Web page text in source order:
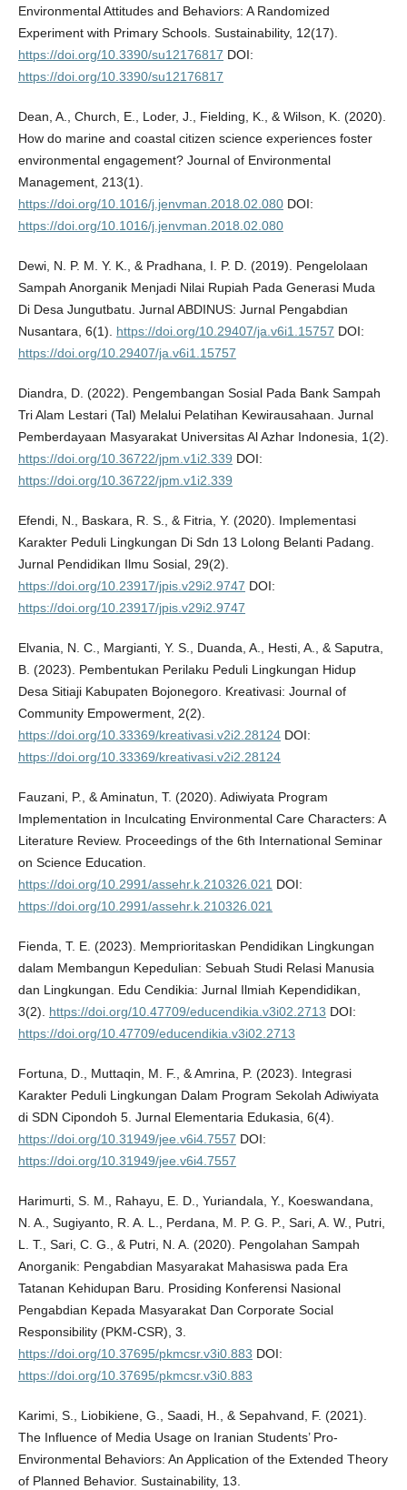
Environmental Attitudes and Behaviors: A Randomized
Experiment with Primary Schools. Sustainability, 12(17).
https://doi.org/10.3390/su12176817 DOI:
https://doi.org/10.3390/su12176817
Dean, A., Church, E., Loder, J., Fielding, K., & Wilson, K. (2020).
How do marine and coastal citizen science experiences foster
environmental engagement? Journal of Environmental
Management, 213(1).
https://doi.org/10.1016/j.jenvman.2018.02.080DOI:
https://doi.org/10.1016/j.jenvman.2018.02.080
Dewi, N. P. M. Y. K., & Pradhana, I. P. D. (2019). Pengelolaan
Sampah Anorganik Menjadi Nilai Rupiah Pada Generasi Muda
Di Desa Jungutbatu. Jurnal ABDINUS: Jurnal Pengabdian
Nusantara, 6(1). https://doi.org/10.29407/ja.v6i1.15757 DOI:
https://doi.org/10.29407/ja.v6i1.15757
Diandra, D. (2022). Pengembangan Sosial Pada Bank Sampah
Tri Alam Lestari (Tal) Melalui Pelatihan Kewirausahaan. Jurnal
Pemberdayaan Masyarakat Universitas Al Azhar Indonesia, 1(2).
https://doi.org/10.36722/jpm.v1i2.339 DOI:
https://doi.org/10.36722/jpm.v1i2.339
Efendi, N., Baskara, R. S., & Fitria, Y. (2020). Implementasi
Karakter Peduli Lingkungan Di Sdn 13 Lolong Belanti Padang.
Jurnal Pendidikan Ilmu Sosial, 29(2).
https://doi.org/10.23917/jpis.v29i2.9747 DOI:
https://doi.org/10.23917/jpis.v29i2.9747
Elvania, N. C., Margianti, Y. S., Duanda, A., Hesti, A., & Saputra,
B. (2023). Pembentukan Perilaku Peduli Lingkungan Hidup
Desa Sitiaji Kabupaten Bojonegoro. Kreativasi: Journal of
Community Empowerment, 2(2).
https://doi.org/10.33369/kreativasi.v2i2.28124DOI:
https://doi.org/10.33369/kreativasi.v2i2.28124
Fauzani, P., & Aminatun, T. (2020). Adiwiyata Program
Implementation in Inculcating Environmental Care Characters: A
Literature Review. Proceedings of the 6th International Seminar
on Science Education.
https://doi.org/10.2991/assehr.k.210326.021 DOI:
https://doi.org/10.2991/assehr.k.210326.021
Fienda, T. E. (2023). Memprioritaskan Pendidikan Lingkungan
dalam Membangun Kepedulian: Sebuah Studi Relasi Manusia
dan Lingkungan. Edu Cendikia: Jurnal Ilmiah Kependidikan,
3(2). https://doi.org/10.47709/educendikia.v3i02.2713 DOI:
https://doi.org/10.47709/educendikia.v3i02.2713
Fortuna, D., Muttaqin, M. F., & Amrina, P. (2023). Integrasi
Karakter Peduli Lingkungan Dalam Program Sekolah Adiwiyata
di SDN Cipondoh 5. Jurnal Elementaria Edukasia, 6(4).
https://doi.org/10.31949/jee.v6i4.7557 DOI:
https://doi.org/10.31949/jee.v6i4.7557
Harimurti, S. M., Rahayu, E. D., Yuriandala, Y., Koeswandana,
N. A., Sugiyanto, R. A. L., Perdana, M. P. G. P., Sari, A. W., Putri,
L. T., Sari, C. G., & Putri, N. A. (2020). Pengolahan Sampah
Anorganik: Pengabdian Masyarakat Mahasiswa pada Era
Tatanan Kehidupan Baru. Prosiding Konferensi Nasional
Pengabdian Kepada Masyarakat Dan Corporate Social
Responsibility (PKM-CSR), 3.
https://doi.org/10.37695/pkmcsr.v3i0.883 DOI:
https://doi.org/10.37695/pkmcsr.v3i0.883
Karimi, S., Liobikiene, G., Saadi, H., & Sepahvand, F. (2021).
The Influence of Media Usage on Iranian Students’ Pro-
Environmental Behaviors: An Application of the Extended Theory
of Planned Behavior. Sustainability, 13.